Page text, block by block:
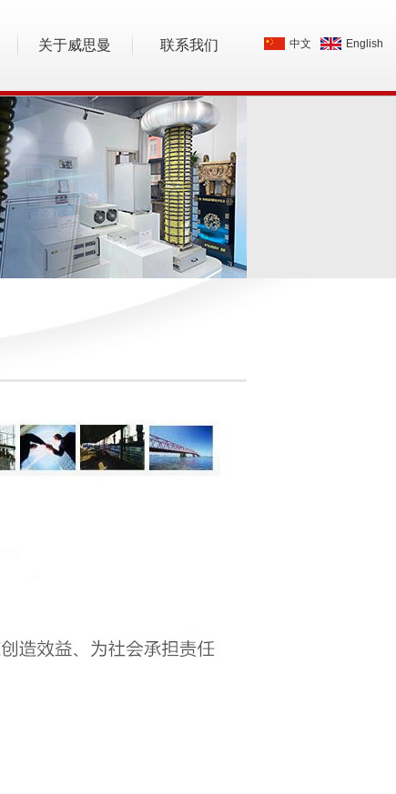
中文 English
关于威思曼 联系我们